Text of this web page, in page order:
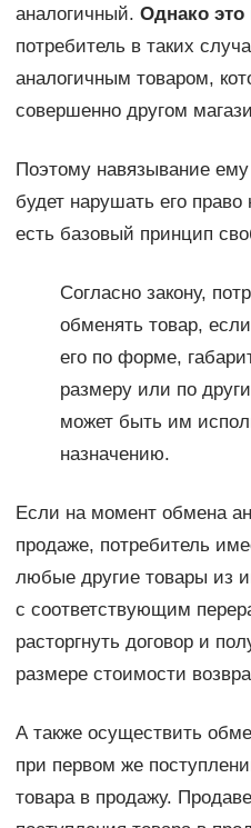
аналогичный. Однако это
потребитель в таких
аналогичным товаром,
совершенно другом
Поэтому навязывание ему
будет нарушать его
есть базовый принцип
Согласно закону,
обменять товар,
его по форме,
размеру или по
может быть им
назначению.
Если на момент обмена
продаже, потребитель
любые другие товары из
с соответствующим
расторгнуть договор и
размере стоимости
А также осуществить
при первом же
товара в продажу.